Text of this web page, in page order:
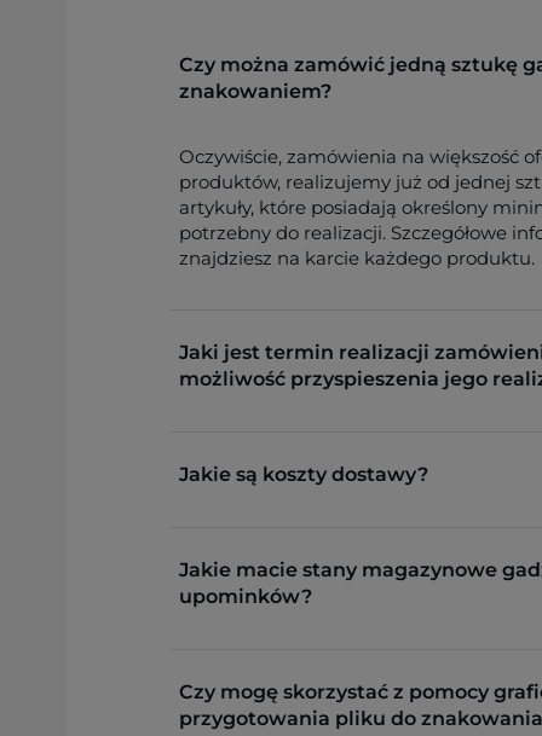
Czy można zamówić jedną sztukę
znakowaniem?
Oczywiście, zamówienia na większość
produktów, realizujemy już od jednej
artykuły, które posiadają określony
potrzebny do realizacji. Szczegółowe
znajdziesz na karcie każdego produktu.
Jaki jest termin realizacji
możliwość przyspieszenia jego
Jakie są koszty dostawy?
Jakie macie stany magazynowe
upominków?
Czy mogę skorzystać z pomocy
przygotowania pliku do